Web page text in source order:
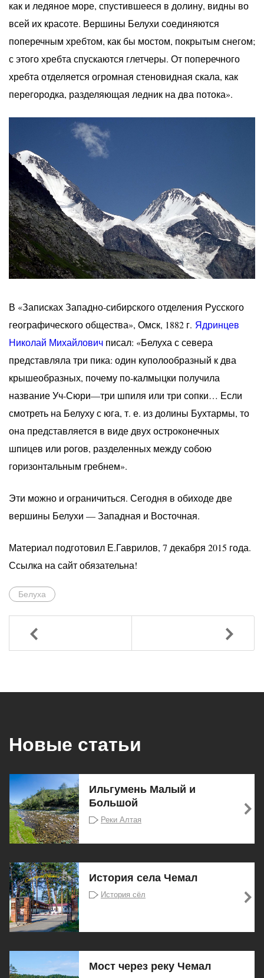
как и ледяное море, спустившееся в долину, видны во
всей их красоте. Вершины Белухи соединяются
поперечным хребтом, как бы мостом, покрытым снегом;
с этого хребта спускаются глетчеры. От поперечного
хребта отделяется огромная стеновидная скала, как
перегородка, разделяющая ледник на два потока».
В «Записках Западно-сибирского отделения Русского
географического общества», Омск, 1882 г. Ядринцев
Николай Михайлович писал: «Белуха с севера
представляла три пика: один куполообразный к два
крышеобразных, почему по-калмыцки получила
название Уч-Сюри—три шпиля или три сопки… Если
смотреть на Белуху с юга, т. е. из долины Бухтармы, то
она представляется в виде двух остроконечных
шпицев или рогов, разделенных между собою
горизонтальным гребнем».
Эти можно и ограничиться. Сегодня в обиходе две
вершины Белухи — Западная и Восточная.
Материал подготовил Е.Гаврилов, 7 декабря 2015 года.
Ссылка на сайт обязательна!
Белуха
Назад Вперед
Новые статьи
Ильгумень Малый и
Большой
Реки Алтая
История села Чемал
История сёл
Мост через реку Чемал